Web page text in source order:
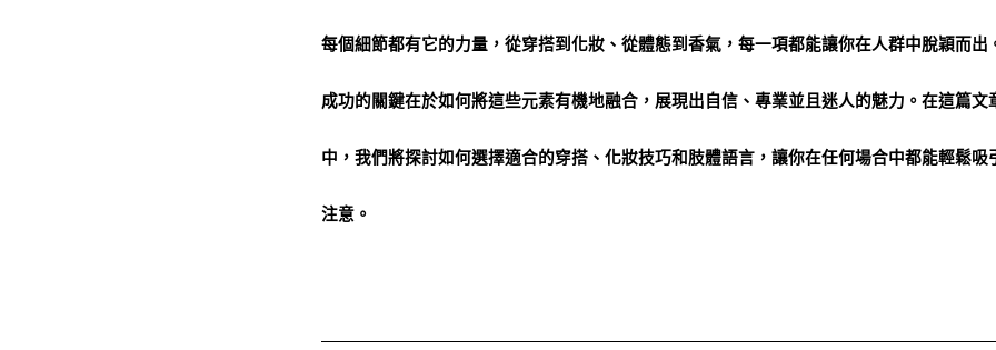
每個細節都有它的力量，從穿搭到化妝、從體態到香氣，每一項都能讓你在人群中脫穎而出
成功的關鍵在於如何將這些元素有機地融合，展現出自信、專業並且迷人的魅力。在這篇文
中，我們將探討如何選擇適合的穿搭、化妝技巧和肢體語言，讓你在任何場合中都能輕鬆吸
注意。